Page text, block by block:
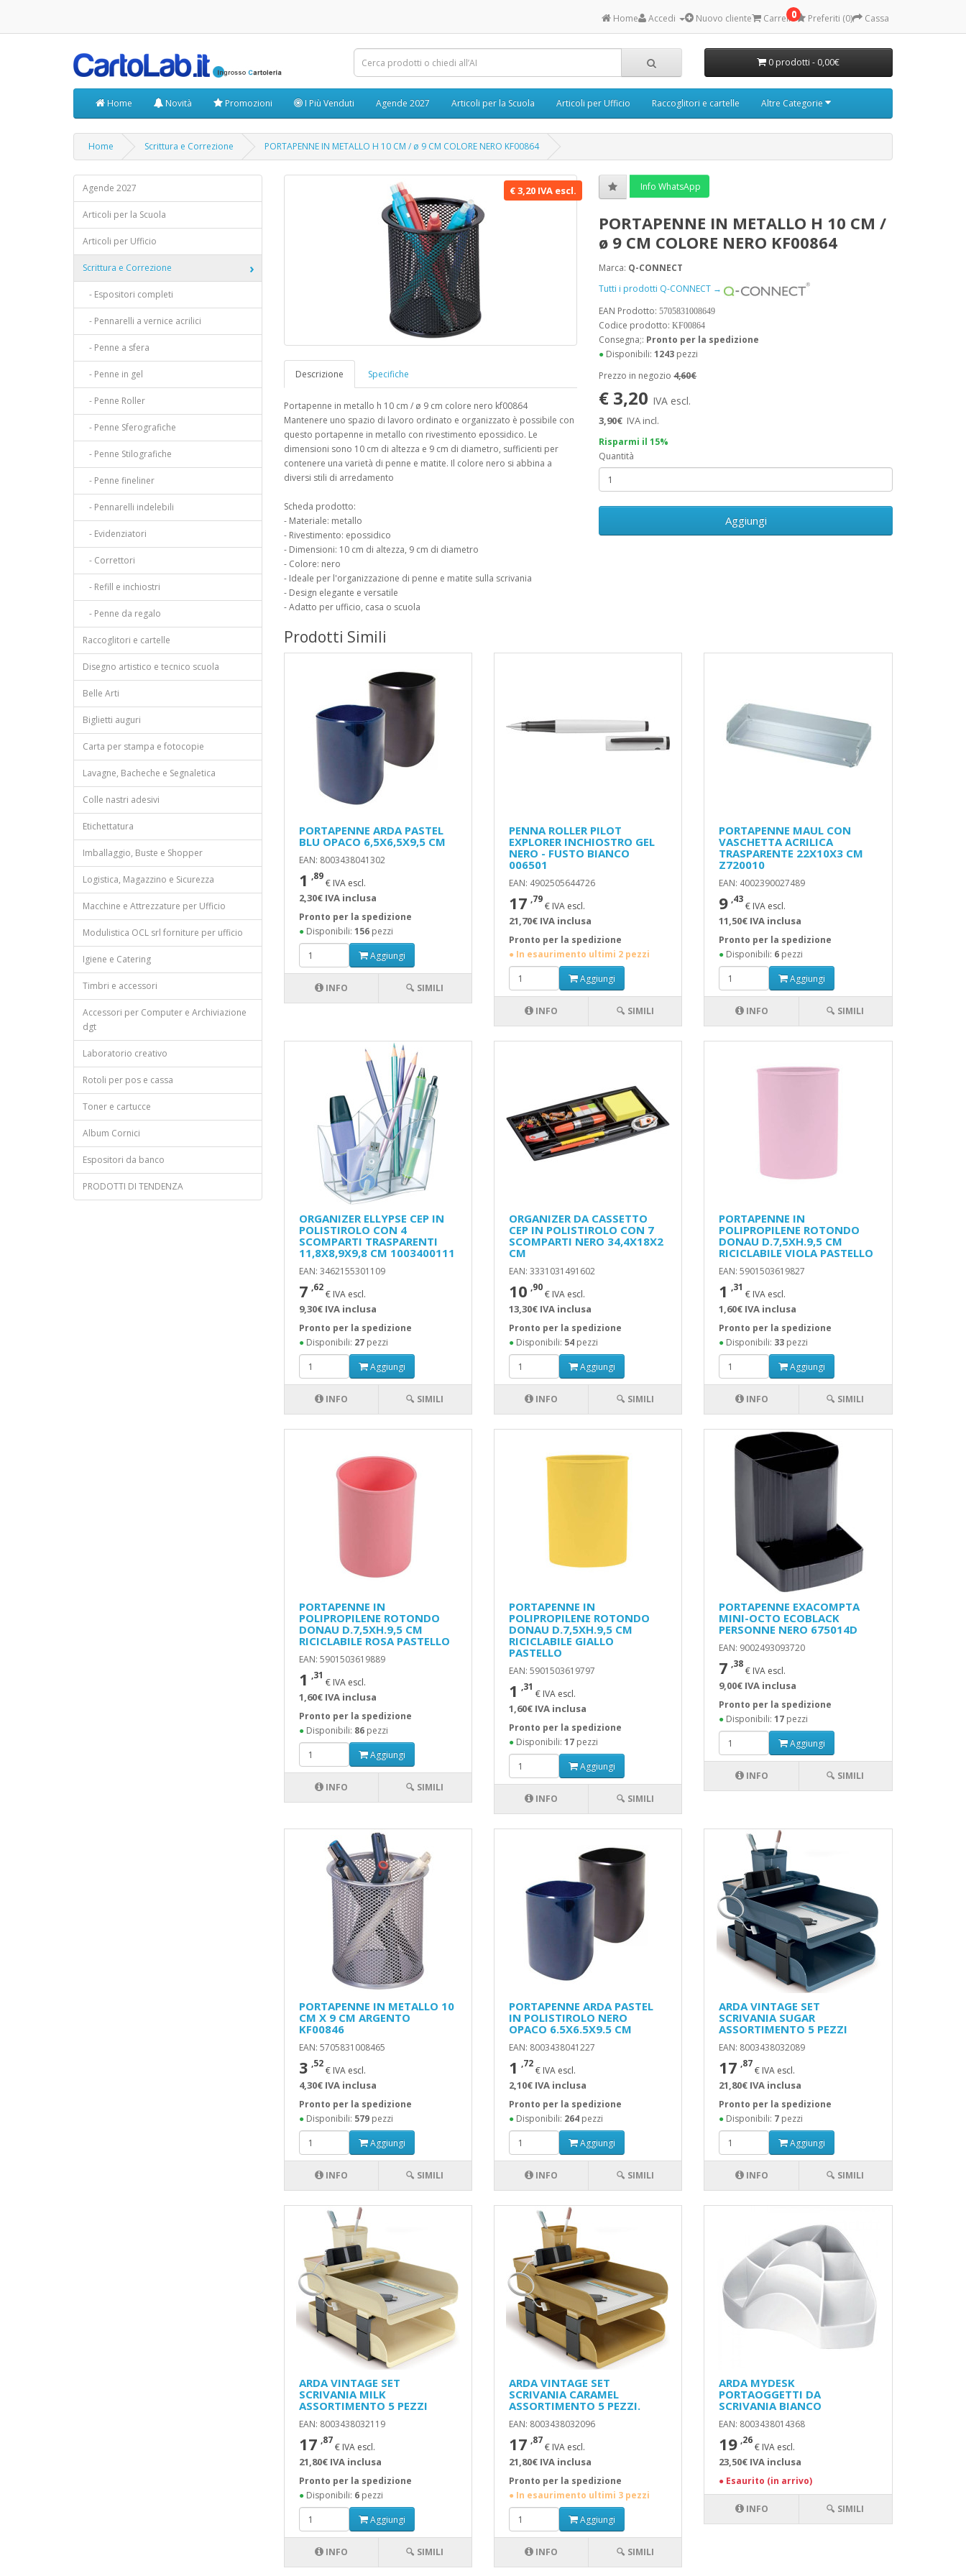
Home Accedi Nuovo cliente 0
Carrello Preferiti (0) Cassa
0 prodotti - 0,00€
Home Novità Promozioni I Più Venduti Agende 2027 Articoli per la Scuola Articoli per Ufficio Raccoglitori e cartelle Altre Categorie
Home Scrittura e Correzione PORTAPENNE IN METALLO H 10 CM / ø 9 CM COLORE NERO KF00864
Agende 2027
Articoli per la Scuola
Articoli per Ufficio
Scrittura e Correzione
- Espositori completi
- Pennarelli a vernice acrilici
- Penne a sfera
- Penne in gel
- Penne Roller
- Penne Sferografiche
- Penne Stilografiche
- Penne fineliner
- Pennarelli indelebili
- Evidenziatori
- Correttori
- Refill e inchiostri
- Penne da regalo
Raccoglitori e cartelle
Disegno artistico e tecnico scuola
Belle Arti
Biglietti auguri
Carta per stampa e fotocopie
Lavagne, Bacheche e Segnaletica
Colle nastri adesivi
Etichettatura
Imballaggio, Buste e Shopper
Logistica, Magazzino e Sicurezza
Macchine e Attrezzature per Ufficio
Modulistica OCL srl forniture per ufficio
Igiene e Catering
Timbri e accessori
Accessori per Computer e Archiviazione
dgt
Laboratorio creativo
Rotoli per pos e cassa
Toner e cartucce
Album Cornici
Espositori da banco
PRODOTTI DI TENDENZA
€ 3,20 IVA escl.
Descrizione Specifiche
Portapenne in metallo h 10 cm / ø 9 cm colore nero kf00864
Mantenere uno spazio di lavoro ordinato e organizzato è possibile con
questo portapenne in metallo con rivestimento epossidico. Le
dimensioni sono 10 cm di altezza e 9 cm di diametro, sufficienti per
contenere una varietà di penne e matite. Il colore nero si abbina a
diversi stili di arredamento
Scheda prodotto:
- Materiale: metallo
- Rivestimento: epossidico
- Dimensioni: 10 cm di altezza, 9 cm di diametro
- Colore: nero
- Ideale per l'organizzazione di penne e matite sulla scrivania
- Design elegante e versatile
- Adatto per ufficio, casa o scuola
Info WhatsApp
PORTAPENNE IN METALLO H 10 CM /
ø 9 CM COLORE NERO KF00864
Marca: Q-CONNECT
Tutti i prodotti Q-CONNECT →
EAN Prodotto:5705831008649
Codice prodotto:KF00864
Consegna;: Pronto per la spedizione
● Disponibili:1243 pezzi
Prezzo in negozio4,60€
€ 3,20 IVA escl.
3,90€ IVA incl.
Risparmi il 15%
Quantità
Aggiungi
Prodotti Simili
PORTAPENNE ARDA PASTEL
BLU OPACO 6,5X6,5X9,5 CM
EAN: 8003438041302
1 ,89
€ IVA escl.
2,30€ IVA inclusa
Pronto per la spedizione
●Disponibili: 156pezzi
Aggiungi
INFO 🔍 SIMILI
PENNA ROLLER PILOT
EXPLORER INCHIOSTRO GEL
NERO - FUSTO BIANCO
006501
EAN: 4902505644726
17 ,79
€ IVA escl.
21,70€ IVA inclusa
Pronto per la spedizione
● In esaurimento ultimi 2 pezzi
Aggiungi
INFO 🔍 SIMILI
PORTAPENNE MAUL CON
VASCHETTA ACRILICA
TRASPARENTE 22X10X3 CM
Z720010
EAN: 4002390027489
9 ,43
€ IVA escl.
11,50€ IVA inclusa
Pronto per la spedizione
● Disponibili: 6 pezzi
Aggiungi
INFO 🔍 SIMILI
ORGANIZER ELLYPSE CEP IN
POLISTIROLO CON 4
SCOMPARTI TRASPARENTI
11,8X8,9X9,8 CM 1003400111
EAN: 3462155301109
7 ,62
€ IVA escl.
9,30€ IVA inclusa
Pronto per la spedizione
●Disponibili: 27pezzi
Aggiungi
INFO 🔍 SIMILI
ORGANIZER DA CASSETTO
CEP IN POLISTIROLO CON 7
SCOMPARTI NERO 34,4X18X2
CM
EAN: 3331031491602
10 ,90
€ IVA escl.
13,30€ IVA inclusa
Pronto per la spedizione
●Disponibili: 54pezzi
Aggiungi
INFO 🔍 SIMILI
PORTAPENNE IN
POLIPROPILENE ROTONDO
DONAU D.7,5XH.9,5 CM
RICICLABILE VIOLA PASTELLO
EAN: 5901503619827
1 ,31
€ IVA escl.
1,60€ IVA inclusa
Pronto per la spedizione
● Disponibili: 33 pezzi
Aggiungi
INFO 🔍 SIMILI
PORTAPENNE IN
POLIPROPILENE ROTONDO
DONAU D.7,5XH.9,5 CM
RICICLABILE ROSA PASTELLO
EAN: 5901503619889
1 ,31
€ IVA escl.
1,60€ IVA inclusa
Pronto per la spedizione
●Disponibili: 86pezzi
Aggiungi
INFO 🔍 SIMILI
PORTAPENNE IN
POLIPROPILENE ROTONDO
DONAU D.7,5XH.9,5 CM
RICICLABILE GIALLO
PASTELLO
EAN: 5901503619797
1 ,31
€ IVA escl.
1,60€ IVA inclusa
Pronto per la spedizione
●Disponibili: 17pezzi
Aggiungi
INFO 🔍 SIMILI
PORTAPENNE EXACOMPTA
MINI-OCTO ECOBLACK
PERSONNE NERO 675014D
EAN: 9002493093720
7 ,38
€ IVA escl.
9,00€ IVA inclusa
Pronto per la spedizione
● Disponibili:17 pezzi
Aggiungi
INFO 🔍 SIMILI
PORTAPENNE IN METALLO 10
CM X 9 CM ARGENTO
KF00846
EAN: 5705831008465
3 ,52
€ IVA escl.
4,30€ IVA inclusa
Pronto per la spedizione
●Disponibili: 579pezzi
Aggiungi
INFO 🔍 SIMILI
PORTAPENNE ARDA PASTEL
IN POLISTIROLO NERO
OPACO 6.5X6.5X9.5 CM
EAN: 8003438041227
1 ,72
€ IVA escl.
2,10€ IVA inclusa
Pronto per la spedizione
●Disponibili: 264pezzi
Aggiungi
INFO 🔍 SIMILI
ARDA VINTAGE SET
SCRIVANIA SUGAR
ASSORTIMENTO 5 PEZZI
EAN: 8003438032089
17 ,87
€ IVA escl.
21,80€ IVA inclusa
Pronto per la spedizione
● Disponibili: 7 pezzi
Aggiungi
INFO 🔍 SIMILI
ARDA VINTAGE SET
SCRIVANIA MILK
ASSORTIMENTO 5 PEZZI
EAN: 8003438032119
17 ,87
€ IVA escl.
21,80€ IVA inclusa
Pronto per la spedizione
●Disponibili: 6pezzi
Aggiungi
INFO 🔍 SIMILI
ARDA VINTAGE SET
SCRIVANIA CARAMEL
ASSORTIMENTO 5 PEZZI.
EAN: 8003438032096
17 ,87
€ IVA escl.
21,80€ IVA inclusa
Pronto per la spedizione
● In esaurimento ultimi 3 pezzi
Aggiungi
INFO 🔍 SIMILI
ARDA MYDESK
PORTAOGGETTI DA
SCRIVANIA BIANCO
EAN: 8003438014368
19 ,26
€ IVA escl.
23,50€ IVA inclusa
● Esaurito (in arrivo)
INFO 🔍 SIMILI